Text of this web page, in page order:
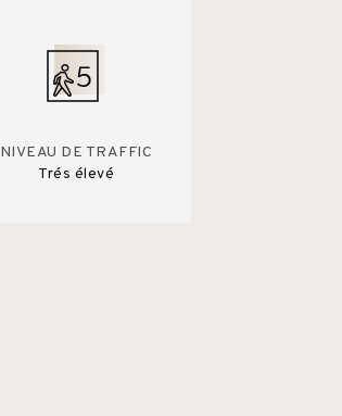
NIVEAU DE TRAFFIC
Trés élevé